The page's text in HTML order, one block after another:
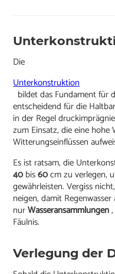
Die
Unterkonstruktion
bildet das Fundament für
entscheidend für die
in der Regel
zum Einsatz, die eine
Witterungseinflüssen
Es ist ratsam, die
40 bis60cm zu verlegen,
gewährleisten. Vergiss
neigen, damit
nurWasseransammlungen
Fäulnis.
Verlegung der